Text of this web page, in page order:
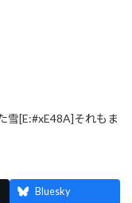
雪[E:#xE48A]それもま
Bluesky